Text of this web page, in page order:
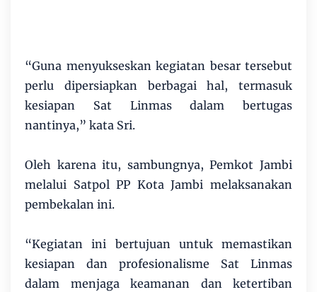
“Guna menyukseskan kegiatan besar tersebut
perlu dipersiapkan berbagai hal, termasuk
kesiapan Sat Linmas dalam bertugas
nantinya,” kata Sri.
Oleh karena itu, sambungnya, Pemkot Jambi
melalui Satpol PP Kota Jambi melaksanakan
pembekalan ini.
“Kegiatan ini bertujuan untuk memastikan
kesiapan dan profesionalisme Sat Linmas
dalam menjaga keamanan dan ketertiban